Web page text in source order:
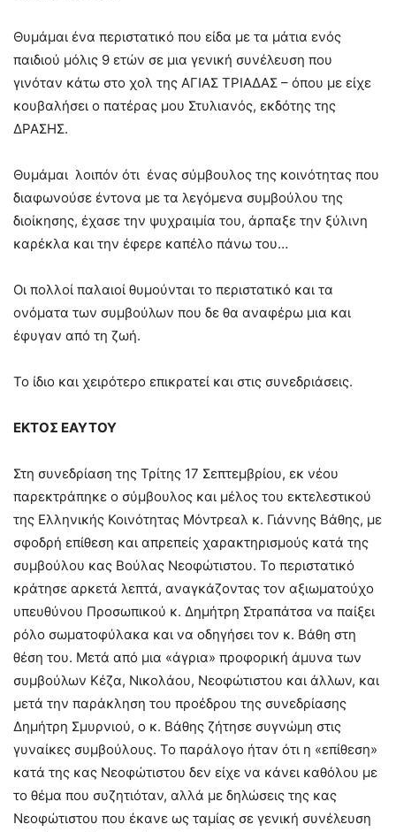
Θυμάμαι ένα περιστατικό που είδα με τα μάτια ενός
παιδιού μόλις 9 ετών σε μια γενική συνέλευση που
γινόταν κάτω στο χολ της ΑΓΙΑΣ ΤΡΙΑΔΑΣ – όπου με είχε
κουβαλήσει ο πατέρας μου Στυλιανός, εκδότης της
ΔΡΑΣΗΣ.
Θυμάμαι λοιπόν ότι ένας σύμβουλος της κοινότητας που
διαφωνούσε έντονα με τα λεγόμενα συμβούλου της
διοίκησης, έχασε την ψυχραιμία του, άρπαξε την ξύλινη
καρέκλα και την έφερε καπέλο πάνω του…
Οι πολλοί παλαιοί θυμούνται το περιστατικό και τα
ονόματα των συμβούλων που δε θα αναφέρω μια και
έφυγαν από τη ζωή.
Το ίδιο και χειρότερο επικρατεί και στις συνεδριάσεις.
ΕΚΤΟΣ ΕΑΥΤΟΥ
Στη συνεδρίαση της Τρίτης 17 Σεπτεμβρίου, εκ νέου
παρεκτράπηκε ο σύμβουλος και μέλος του εκτελεστικού
της Ελληνικής Κοινότητας Μόντρεαλ κ. Γιάννης Βάθης, με
σφοδρή επίθεση και απρεπείς χαρακτηρισμούς κατά της
συμβούλου κας Βούλας Νεοφώτιστου. Το περιστατικό
κράτησε αρκετά λεπτά, αναγκάζοντας τον αξιωματούχο
υπευθύνου Προσωπικού κ. Δημήτρη Στραπάτσα να παίξει
ρόλο σωματοφύλακα και να οδηγήσει τον κ. Βάθη στη
θέση του. Μετά από μια «άγρια» προφορική άμυνα των
συμβούλων Κέζα, Νικολάου, Νεοφώτιστου και άλλων, και
μετά την παράκληση του προέδρου της συνεδρίασης
Δημήτρη Σμυρνιού, ο κ. Βάθης ζήτησε συγνώμη στις
γυναίκες συμβούλους. Το παράλογο ήταν ότι η «επίθεση»
κατά της κας Νεοφώτιστου δεν είχε να κάνει καθόλου με
το θέμα που συζητιόταν, αλλά με δηλώσεις της κας
Νεοφώτιστου που έκανε ως ταμίας σε γενική συνέλευση